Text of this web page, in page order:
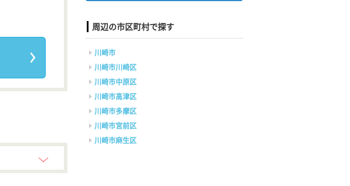
周辺の市区町村で探す
川崎市
川崎市川崎区
川崎市中原区
川崎市高津区
川崎市多摩区
川崎市宮前区
川崎市麻生区